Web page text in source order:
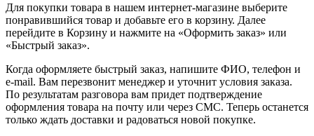
Для покупки товара в нашем интернет-магазине выберите
понравившийся товар и добавьте его в корзину. Далее
перейдите в Корзину и нажмите на «Оформить заказ» или
«Быстрый заказ».
Когда оформляете быстрый заказ, напишите ФИО, телефон и
e-mail. Вам перезвонит менеджер и уточнит условия заказа.
По результатам разговора вам придет подтверждение
оформления товара на почту или через СМС. Теперь останется
только ждать доставки и радоваться новой покупке.